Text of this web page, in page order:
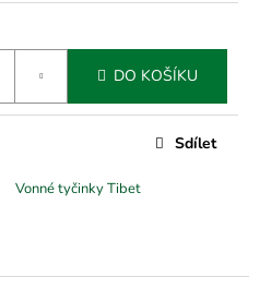
DO KOŠÍKU
Vonné tyčinky Tibet
Sdílet